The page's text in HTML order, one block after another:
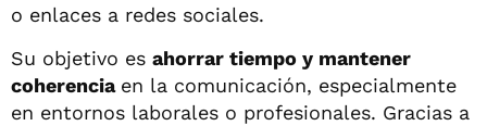
o enlaces a redes sociales.
Su objetivo es ahorrar tiempo y mantener
coherencia en la comunicación, especialmente
en entornos laborales o profesionales. Gracias a